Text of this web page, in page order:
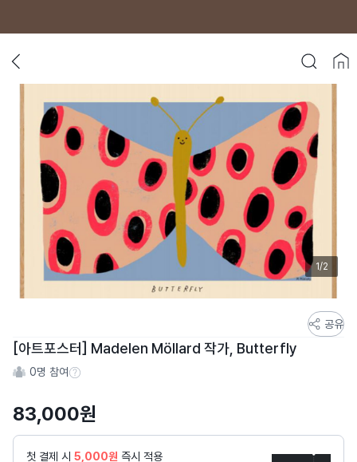
1/2
토
어
스
리
상
공유
[아트포스터] Madelen Möllard 작가, Butterfly
0명 참여참여 수 정보
83,000원
첫 결제 시 5,000원 즉시 적용